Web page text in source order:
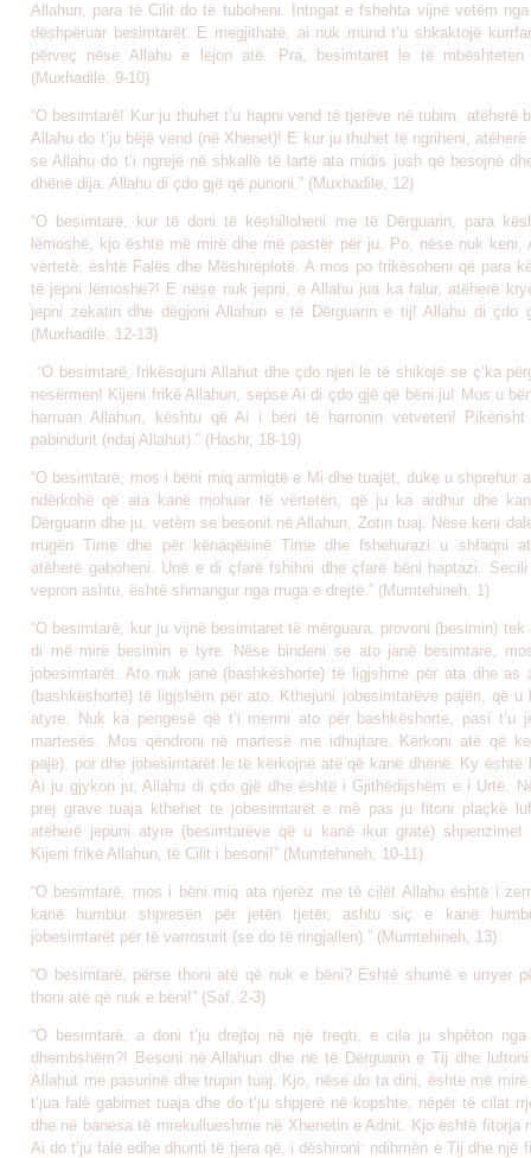
Allahun, para të Cilit do të tuboheni. Intrigat e fshehta vijnë vetëm nga
dëshpëruar besimtarët. E megjithatë, ai nuk mund t’u shkaktojë
përveç nëse Allahu e lejon atë. Pra, besimtarët le të mbështeten
(Muxhadile, 9-10)
“O besimtarë! Kur ju thuhet t’u hapni vend të tjerëve në tubim, atëherë
Allahu do t’ju bëjë vend (në Xhenet)! E kur ju thuhet të ngriheni,
se Allahu do t’i ngrejë në shkallë të lartë ata midis jush që besojnë
dhënë dija. Allahu di çdo gjë që punoni.” (Muxhadile, 12)
“O besimtarë, kur të doni të këshilloheni me të Dërguarin, para
lëmoshë, kjo është më mirë dhe më pastër për ju. Po, nëse nuk keni,
vërtetë, është Falës dhe Mëshirëplotë. A mos po frikësoheni që para
të jepni lëmoshë?! E nëse nuk jepni, e Allahu jua ka falur, atëherë
jepni zekatin dhe dëgjoni Allahun e të Dërguarin e tij! Allahu di çdo
(Muxhadile, 12-13)
“O besimtarë, frikësojuni Allahut dhe çdo njeri le të shikojë se ç’ka
nesërmen! Kijeni frikë Allahun, sepse Ai di çdo gjë që bëni ju! Mos u
harruan Allahun, kështu që Ai i bëri të harronin vetveten!
pabindurit (ndaj Allahut).” (Hashr, 18-19)
“O besimtarë, mos i bëni miq armiqtë e Mi dhe tuajët, duke u shprehur
ndërkohë që ata kanë mohuar të vërtetën, që ju ka ardhur dhe
Dërguarin dhe ju, vetëm se besonit në Allahun, Zotin tuaj. Nëse keni
rrugën Time dhe për kënaqësinë Time dhe fshehurazi u shfaqni
atëherë gaboheni. Unë e di çfarë fshihni dhe çfarë bëni haptazi.
vepron ashtu, është shmangur nga rruga e drejtë.” (Mumtehineh, 1)
“O besimtarë, kur ju vijnë besimtaret të mërguara, provoni (besimin) tek
di më mirë besimin e tyre. Nëse bindeni se ato janë besimtare,
jobesimtarët. Ato nuk janë (bashkëshorte) të ligjshme për ata dhe as
(bashkëshortë) të ligjshëm për ato. Kthejuni jobesimtarëve pajën, që u
atyre. Nuk ka pengesë që t’i merrni ato për bashkëshorte, pasi t’u
martesës. Mos qëndroni në martesë me idhujtare. Kërkoni atë që
pajë), por dhe jobesimtarët le të kërkojnë atë që kanë dhënë. Ky është
Ai ju gjykon ju; Allahu di çdo gjë dhe është i Gjithëdijshëm e i Urtë.
prej grave tuaja kthehet te jobesimtarët e më pas ju fitoni plaçkë
atëherë jepuni atyre (besimtarëve që u kanë ikur gratë) shpenzimet
Kijeni frikë Allahun, të Cilit i besoni!” (Mumtehineh, 10-11)
“O besimtarë, mos i bëni miq ata njerëz me të cilët Allahu është i
kanë humbur shpresën për jetën tjetër, ashtu siç e kanë
jobesimtarët për të varrosurit (se do të ringjallen).” (Mumtehineh, 13)
“O besimtarë, përse thoni atë që nuk e bëni? Është shumë e urryer
thoni atë që nuk e bëni!” (Saf, 2-3)
“O besimtarë, a doni t’ju drejtoj në një tregti, e cila ju shpëton
dhembshëm?! Besoni në Allahun dhe në të Dërguarin e Tij dhe
Allahut me pasurinë dhe trupin tuaj. Kjo, nëse do ta dini, është më
t’jua falë gabimet tuaja dhe do t’ju shpjerë në kopshte, nëpër të cilat
dhe në banesa të mrekullueshme në Xhenetin e Adnit. Kjo është fitorja
Ai do t’ju falë edhe dhunti të tjera që, i dëshironi: ndihmën e Tij dhe një